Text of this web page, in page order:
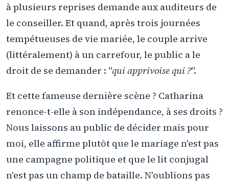
à plusieurs reprises demande aux auditeurs de
le conseiller. Et quand, après trois journées
tempétueuses de vie mariée, le couple arrive
(littéralement) à un carrefour, le public a le
droit de se demander : "qui apprivoise qui ?".
Et cette fameuse dernière scène ? Catharina
renonce-t-elle à son indépendance, à ses droits ?
Nous laissons au public de décider mais pour
moi, elle affirme plutôt que le mariage n'est pas
une campagne politique et que le lit conjugal
n'est pas un champ de bataille. N'oublions pas